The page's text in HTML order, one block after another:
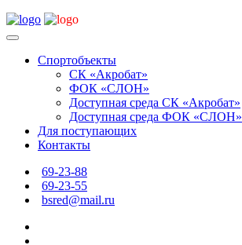
Спортобъекты
СК «Акробат»
ФОК «СЛОН»
Доступная среда СК «Акробат»
Доступная среда ФОК «СЛОН»
Для поступающих
Контакты
69-23-88
69-23-55
bsred@mail.ru